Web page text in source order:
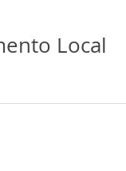
Local